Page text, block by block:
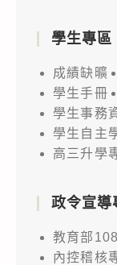
學生專區
成績缺曠
學生手冊
學生事務
學生自主
高三升學
政令宣導
教育部
內控稽核